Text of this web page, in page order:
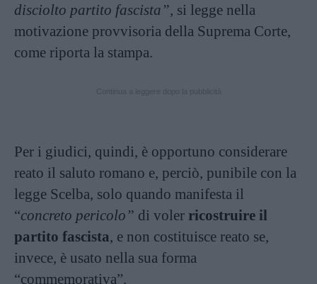
disciolto partito fascista”, si legge nella
motivazione provvisoria della Suprema Corte,
come riporta la stampa.
Per i giudici, quindi, è opportuno considerare
reato il saluto romano e, perciò, punibile con la
legge Scelba, solo quando manifesta il
“concreto pericolo” di voler ricostruire il
partito fascista, e non costituisce reato se,
invece, è usato nella sua forma
“commemorativa”.